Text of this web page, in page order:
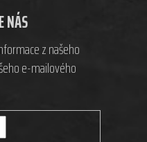
NÁS
z našeho
e-mailového